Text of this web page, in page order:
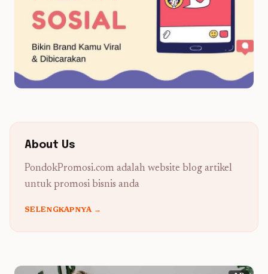
About Us
PondokPromosi.com adalah website blog artikel
untuk promosi bisnis anda
SELENGKAPNYA →